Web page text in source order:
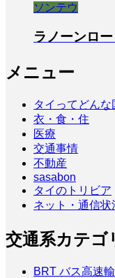
ソンテウ
ラノーンロ
メニュー
タイってどんな
衣・食・住
医療
交通事情
不動産
sasabon
タイのトリビア
ネット・通信状
交通系カテゴ
BRT バス高速